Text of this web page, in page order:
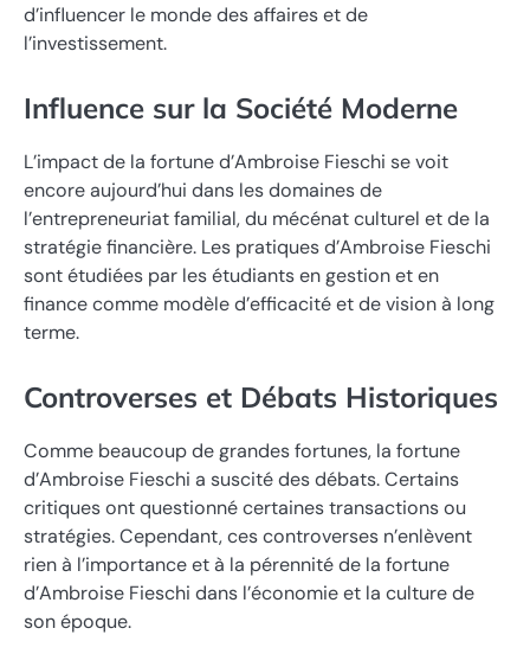
d’influencer le monde des affaires et de
l’investissement.
Influence sur la Société Moderne
L’impact de la fortune d’Ambroise Fieschi se voit
encore aujourd’hui dans les domaines de
l’entrepreneuriat familial, du mécénat culturel et de la
stratégie financière. Les pratiques d’Ambroise Fieschi
sont étudiées par les étudiants en gestion et en
finance comme modèle d’efficacité et de vision à long
terme.
Controverses et Débats Historiques
Comme beaucoup de grandes fortunes, la fortune
d’Ambroise Fieschi a suscité des débats. Certains
critiques ont questionné certaines transactions ou
stratégies. Cependant, ces controverses n’enlèvent
rien à l’importance et à la pérennité de la fortune
d’Ambroise Fieschi dans l’économie et la culture de
son époque.